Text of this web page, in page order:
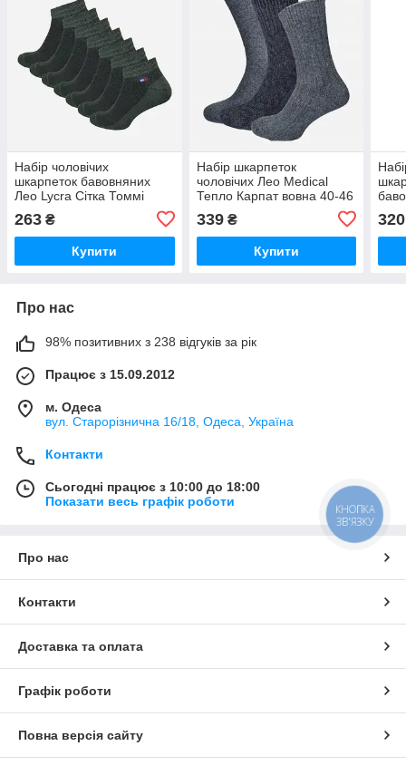
Набір чоловічих
шкарпеток бавовняних
Лео Lycra Сітка Томмі
бавовна 7 пар Оливковий
263 ₴
Купити
Набір шкарпеток
чоловічих Лео Medical
Тепло Карпат вовна 40-46
339₴
Купити
320
Про нас
98% позитивних з 238 відгуків за рік
Працює з 15.09.2012
м. Одеса
вул. Старорізнична 16/18, Одеса, Україна
Контакти
Сьогодні працює з 10:00 до 18:00
Показати весь графік роботи
Про нас
Контакти
Доставка та оплата
Графік роботи
Повна версія сайту
КНОПКА
ЗВ'ЯЗКУ